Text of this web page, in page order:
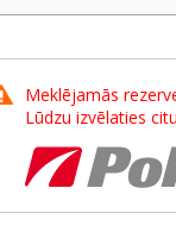
Meklējamās
Lūdzu izvēlaties